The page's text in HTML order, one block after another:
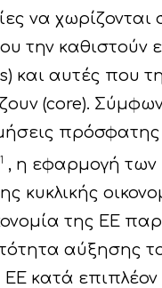
να χωρίζονται
την καθιστούν
και αυτές που
(core).
πρόσφατης
1
, η εφαρμογή των
κυκλικής
της ΕΕ
αύξησης
κατά επιπλέον